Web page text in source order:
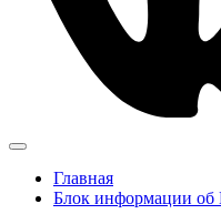
Главная
Блок информации об